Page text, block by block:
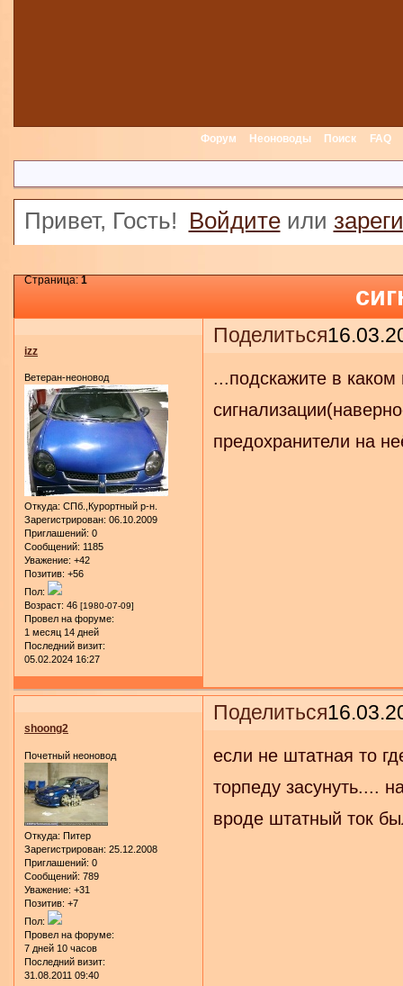
Форум Неоноводы Поиск FAQ
Привет, Гость! Войдитеили
Страница:1
Поделиться
izz
Ветеран-неоновод
Откуда: СПб.,Курортный р-н.
Зарегистрирован: 06.10.2009
Приглашений: 0
Сообщений: 1185
Уважение: +42
Позитив: +56
Пол:
Возраст: 46 [1980-07-09]
Провел на форуме:
1 месяц 14 дней
Последний визит:
05.02.2024 16:27
...подскажите в
предохранители на
Поделиться
shoong2
Почетный неоновод
Откуда: Питер
Зарегистрирован: 25.12.2008
Приглашений: 0
Сообщений: 789
Уважение: +31
Позитив: +7
Пол:
Провел на форуме:
7 дней 10 часов
Последний визит:
31.08.2011 09:40
если не штатная то
торпеду засунуть....
вроде штатный ток